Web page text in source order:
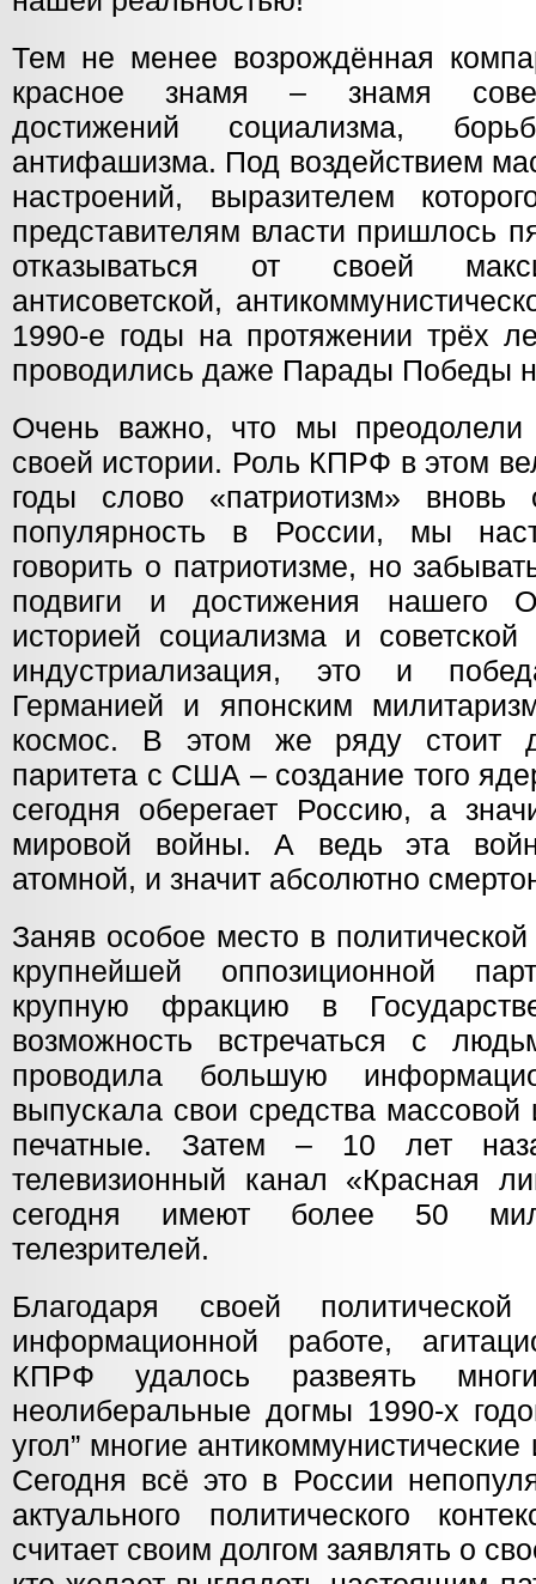
Тем не менее возрождённая
красное знамя – знамя
достижений социализма,
антифашизма. Под воздействием
настроений, выразителем
представителям власти пришлось
отказываться от своей
антисоветской,
1990-е годы на протяжении трёх
проводились даже Парады Победы
Очень важно, что мы преодолели
своей истории. Роль КПРФ в этом
годы слово «патриотизм» вновь
популярность в России, мы
говорить о патриотизме, но
подвиги и достижения нашего
историей социализма и
индустриализация, это и
Германией и японским
космос. В этом же ряду стоит
паритета с США – создание того
сегодня оберегает Россию, а
мировой войны. А ведь эта
атомной, и значит абсолютно
Заняв особое место в
крупнейшей оппозиционной
крупную фракцию в
возможность встречаться с
проводила большую
выпускала свои средства
печатные. Затем – 10 лет
телевизионный канал «Красная
сегодня имеют более 50
телезрителей.
Благодаря своей
информационной работе,
КПРФ удалось развеять
неолиберальные догмы 1990-х
угол” многие
Сегодня всё это в России
актуального политического
считает своим долгом заявлять о